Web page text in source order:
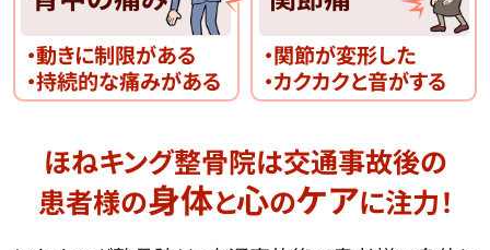
・動きに制限がある
・持続的な痛みがある
・関節が変形した
・カクカクと音がする
ほねキング整骨院は交通事故後の
患者様の身体と心のケアに注力！